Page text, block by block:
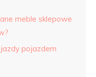
meble sklepowe
pojazdem